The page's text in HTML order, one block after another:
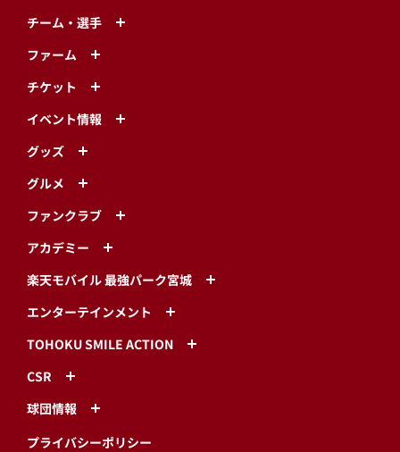
チーム・選手
ファーム
チケット
イベント情報
グッズ
グルメ
ファンクラブ
アカデミー
楽天モバイル 最強パーク宮城
エンターテインメント
TOHOKU SMILE ACTION
CSR
球団情報
プライバシーポリシー